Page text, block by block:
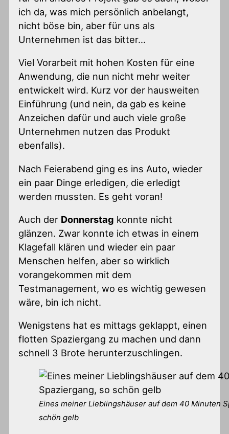
ich da, was mich persönlich anbelangt,
nicht böse bin, aber für uns als
Unternehmen ist das bitter…
Viel Vorarbeit mit hohen Kosten für eine
Anwendung, die nun nicht mehr weiter
entwickelt wird. Kurz vor der hausweiten
Einführung (und nein, da gab es keine
Anzeichen dafür und auch viele große
Unternehmen nutzen das Produkt
ebenfalls).
Nach Feierabend ging es ins Auto, wieder
ein paar Dinge erledigen, die erledigt
werden mussten. Es geht voran!
Auch der Donnerstag konnte nicht
glänzen. Zwar konnte ich etwas in einem
Klagefall klären und wieder ein paar
Menschen helfen, aber so wirklich
vorangekommen mit dem
Testmanagement, wo es wichtig gewesen
wäre, bin ich nicht.
Wenigstens hat es mittags geklappt, einen
flotten Spaziergang zu machen und dann
schnell 3 Brote herunterzuschlingen.
Eines meiner Lieblingshäuser auf dem 40 Minuten
schön gelb